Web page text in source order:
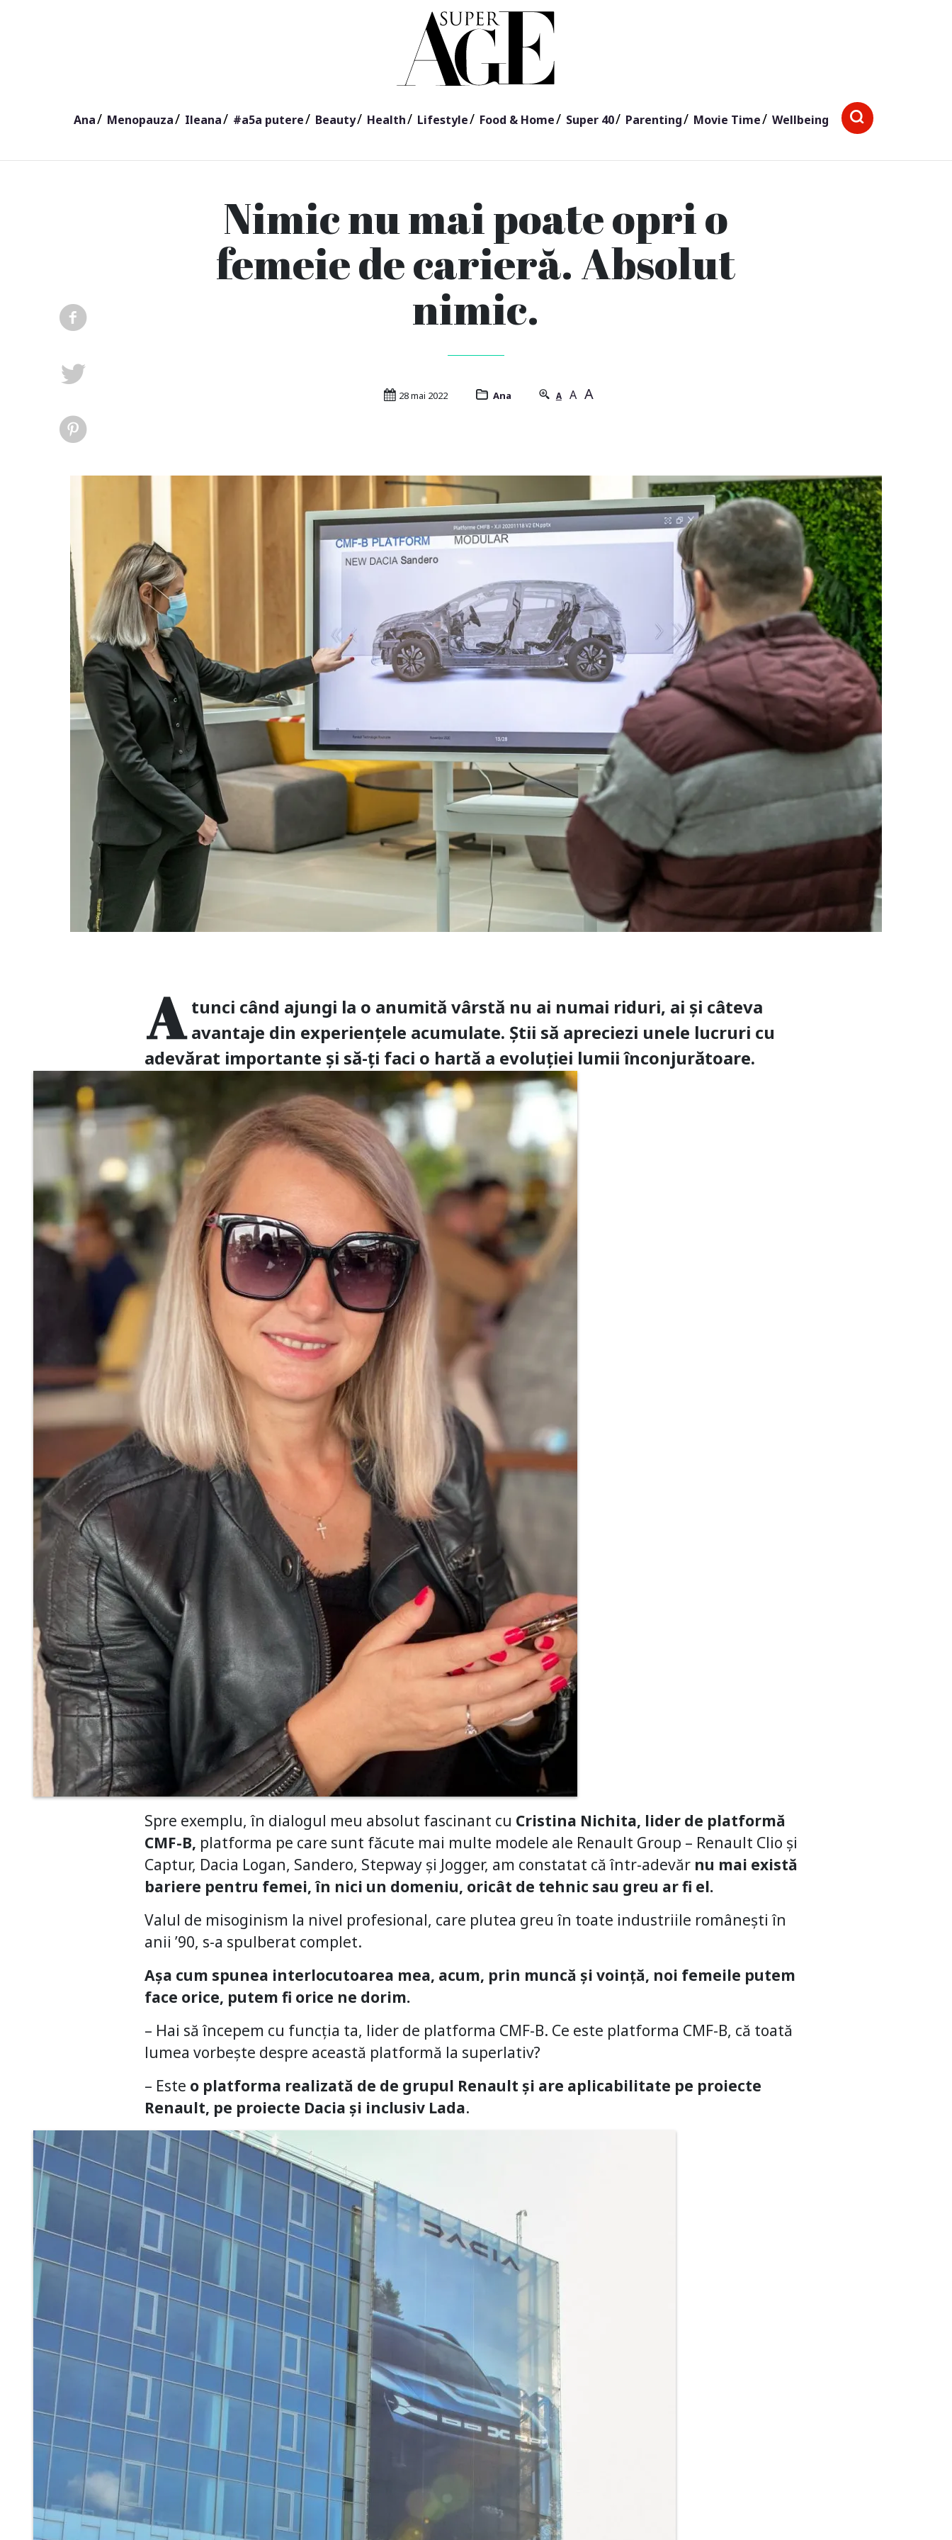
Ana Menopauza Ileana #a5a putere Beauty Health Lifestyle Food & Home Super 40 Parenting Movie Time Wellbeing
Nimic nu mai poate opri o
femeie de carieră. Absolut
nimic.
28 mai 2022 Ana A A A
A tunci când ajungi la o anumită vârstă nu ai numai riduri, ai și câteva
avantaje din experiențele acumulate. Știi să apreciezi unele lucruri cu
adevărat importante și să-ți faci o hartă a evoluției lumii înconjurătoare.
Spre exemplu, în dialogul meu absolut fascinant cu Cristina Nichita, lider de platformă
CMF-B, platforma pe care sunt făcute mai multe modele ale Renault Group – Renault Clio și
Captur, Dacia Logan, Sandero, Stepway și Jogger, am constatat că într-adevăr nu mai există
bariere pentru femei, în nici un domeniu, oricât de tehnic sau greu ar fi el.
Valul de misoginism la nivel profesional, care plutea greu în toate industriile românești în
anii ’90, s-a spulberat complet.
Așa cum spunea interlocutoarea mea, acum, prin muncă și voință, noi femeile putem
face orice, putem fi orice ne dorim.
– Hai să începem cu funcția ta, lider de platforma CMF-B. Ce este platforma CMF-B, că toată
lumea vorbește despre această platformă la superlativ?
– Este o platforma realizată de de grupul Renault și are aplicabilitate pe proiecte
Renault, pe proiecte Dacia și inclusiv Lada.